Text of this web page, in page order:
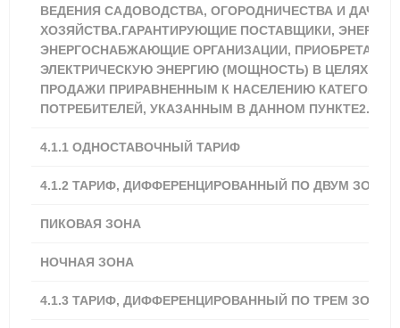
ВЕДЕНИЯ САДОВОДСТВА, ОГОРОДНИЧЕСТВА И
ХОЗЯЙСТВА.ГАРАНТИРУЮЩИЕ ПОСТАВЩИКИ,
ЭНЕРГОСНАБЖАЮЩИЕ ОРГАНИЗАЦИИ,
ЭЛЕКТРИЧЕСКУЮ ЭНЕРГИЮ (МОЩНОСТЬ) В ЦЕЛЯХ
ПРОДАЖИ ПРИРАВНЕННЫМ К НАСЕЛЕНИЮ
ПОТРЕБИТЕЛЕЙ, УКАЗАННЫМ В ДАННОМ ПУНКТЕ2.
4.1.1 ОДНОСТАВОЧНЫЙ ТАРИФ
4.1.2 ТАРИФ, ДИФФЕРЕНЦИРОВАННЫЙ ПО ДВУМ
ПИКОВАЯ ЗОНА
НОЧНАЯ ЗОНА
4.1.3 ТАРИФ, ДИФФЕРЕНЦИРОВАННЫЙ ПО ТРЕМ ЗОНАМ